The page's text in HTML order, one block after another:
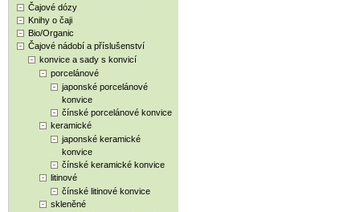
Čajové dózy
Knihy o čaji
Bio/Organic
Čajové nádobí a příslušenství
konvice a sady s konvicí
porcelánové
japonské porcelánové
konvice
čínské porcelánové konvice
keramické
japonské keramické
konvice
čínské keramické konvice
litinové
čínské litinové konvice
skleněné